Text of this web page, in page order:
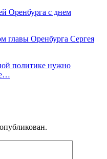
Оренбурга с днем
главы Оренбурга Сергея
политике нужно